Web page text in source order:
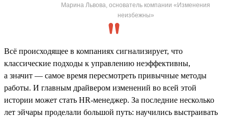
Марина Львова, основатель компании «Изменения
неизбежны»
Всё происходящее в компаниях сигнализирует, что
классические подходы к управлению неэффективны,
а значит — самое время пересмотреть привычные методы
работы. И главным драйвером изменений во всей этой
истории может стать HR-менеджер. За последние несколько
лет эйчары проделали большой путь: научились выстраивать